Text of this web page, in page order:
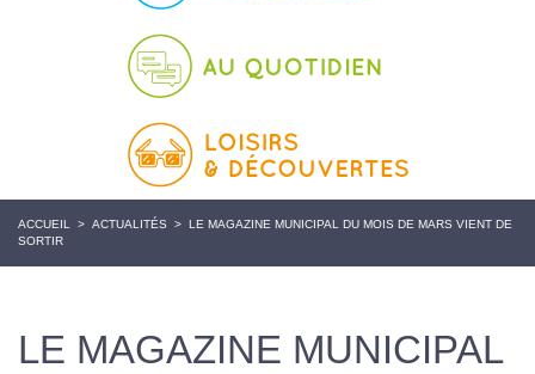
ACCUEIL > ACTUALITÉS > LE MAGAZINE MUNICIPAL DU MOIS DE MARS VIENT DE
SORTIR
LE MAGAZINE MUNICIPAL